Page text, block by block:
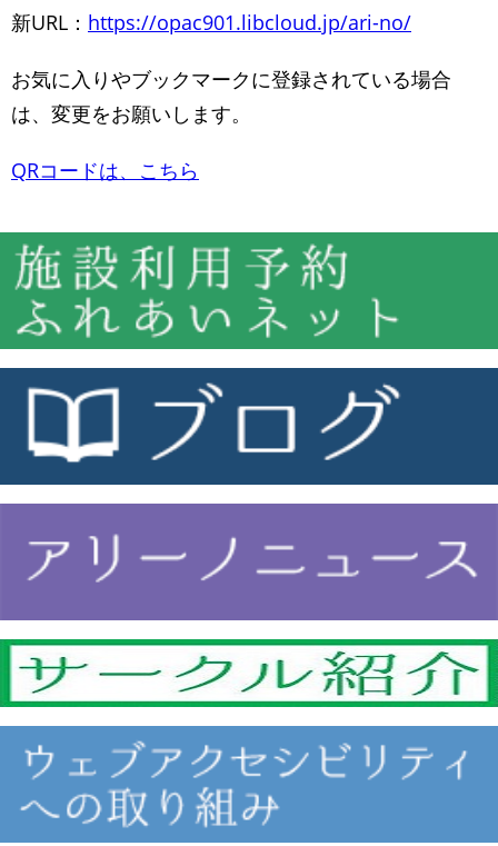
新URL： https://opac901.libcloud.jp/ari-no/
お気に入りやブックマークに登録されている場合
は、変更をお願いします。
QRコードは、こちら